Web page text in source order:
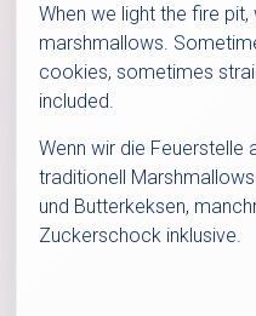
When we light the fire
marshmallows.
cookies, sometimes
included.
Wenn wir die Feuerstelle
traditionell
und Butterkeksen,
Zuckerschock inklusive.